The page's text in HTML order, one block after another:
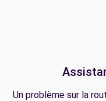
Un problème sur la